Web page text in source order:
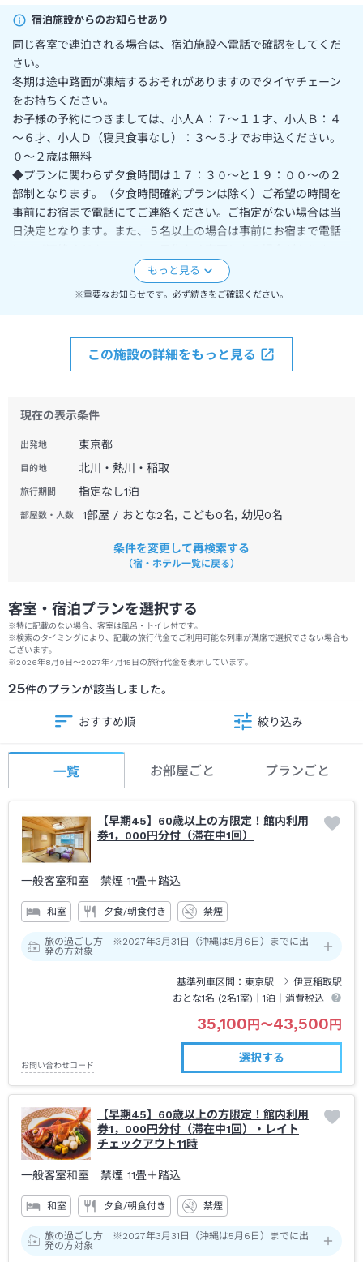
この施設の詳細をもっと見る
宿泊施設からのお知らせあり
同じ客室で連泊される場合は、宿泊施設へ電話で確認をしてくだ
さい。
冬期は途中路面が凍結するおそれがありますのでタイヤチェーン
をお持ちください。
お子様の予約につきましては、小人Ａ：７～１１才、小人Ｂ：４
～６才、小人Ｄ（寝具食事なし）：３～５才でお申込ください。
０～２歳は無料
◆プランに関わらず夕食時間は１７：３０～と１９：００～の２
部制となります。（夕食時間確約プランは除く）ご希望の時間を
事前にお宿まで電話にてご連絡ください。ご指定がない場合は当
日決定となります。また、５名以上の場合は事前にお宿まで電話
入湯税につきましては２０２５年３月１日より３００円に変更と
※重要なお知らせです。必ず続きをご確認ください。
現在の表示条件
出発地 東京都
目的地 北川・熱川・稲取
部屋数・人数 1部屋 / おとな2名, こども0名, 幼児0名
旅行期間 指定なし1泊
条件を変更して再検索する
（宿・ホテル一覧に戻る）
客室・宿泊プランを選択する
※特に記載のない場合、客室は風呂・トイレ付です。
※検索のタイミングにより、記載の旅行代金でご利用可能な列車が満席で選択できない場合も
ございます。
※2026年8月9日～2027年4月15日 の旅行代金を表示しています。
25件のプランが該当しました。
おすすめ順 絞り込み
一覧 お部屋ごと プランごと
【早期45】60歳以上の方限定！館内利用
券1，000円分付（滞在中1回）
一般客室和室 禁煙 11畳＋踏込
和室 夕食/朝食付き 禁煙
旅の過ごし方 ※2027年3月31日（沖縄は5月6日）までに出
発の方対象
基準列車区間 東京駅 伊豆稲取駅
おとな1名 (2名1室)｜1泊 ｜消費税込
35,100円〜43,500円
お問い合わせコード
選択する
【早期45】60歳以上の方限定！館内利用
券1，000円分付（滞在中1回）・レイト
チェックアウト11時
一般客室和室 禁煙 11畳＋踏込
和室 夕食/朝食付き 禁煙
旅の過ごし方 ※2027年3月31日（沖縄は5月6日）までに出
発の方対象